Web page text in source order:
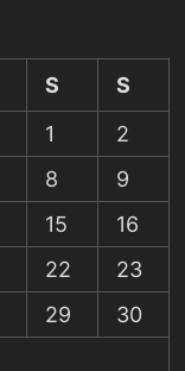
S
S
1
2
8
9
15
16
22
23
29
30